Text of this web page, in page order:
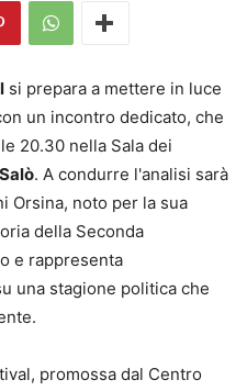
si prepara a mettere in luce
un incontro dedicato, che
20.30 nella Sala dei
Salò. A condurre l'analisi sarà
Orsina, noto per la sua
della Seconda
e rappresenta
una stagione politica che
promossa dal Centro